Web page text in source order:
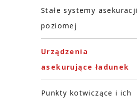
Stałe systemy asekuracji
poziomej
Urządzenia
asekurujące ładunek
Punkty kotwiczące i ich